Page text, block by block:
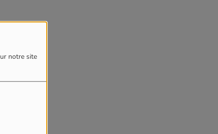
notre site